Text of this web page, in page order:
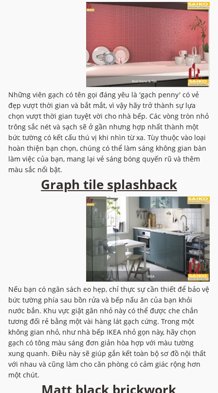
Những viên gạch có tên gọi đáng yêu là 'gạch penny' có vẻ
đẹp vượt thời gian và bắt mắt, vì vậy hãy trở thành sự lựa
chọn vượt thời gian tuyệt vời cho nhà bếp. Các vòng tròn nhỏ
trông sắc nét và sạch sẽ ở gần nhưng hợp nhất thành một
bức tường có kết cấu thú vị khi nhìn từ xa. Tùy thuộc vào loại
hoàn thiện bạn chọn, chúng có thể làm sáng không gian bàn
làm việc của bạn, mang lại vẻ sáng bóng quyến rũ và thêm
màu sắc nổi bật.
Graph tile splashback
Nếu bạn có ngân sách eo hẹp, chỉ thực sự cần thiết để bảo vệ
bức tường phía sau bồn rửa và bếp nấu ăn của bạn khỏi
nước bắn. Khu vực giật gân nhỏ này có thể được che chắn
tương đối rẻ bằng một vài hàng lát gạch cứng. Trong một
không gian nhỏ, như nhà bếp IKEA nhỏ gọn này, hãy chọn
gạch có tông màu sáng đơn giản hòa hợp với màu tường
xung quanh. Điều này sẽ giúp gắn kết toàn bộ sơ đồ nội thất
với nhau và cũng làm cho căn phòng có cảm giác rộng hơn
một chút.